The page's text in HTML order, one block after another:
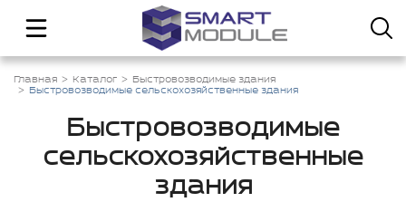
Главная Каталог
Быстровозводимые здания
Быстровозводимые сельскохозяйственные здания
Быстровозводимые
сельскохозяйственные
здания